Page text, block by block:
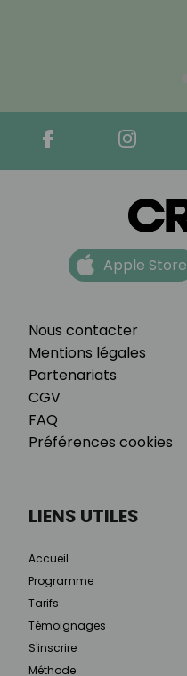
Nous contacter
Mentions légales
Partenariats
CGV
FAQ
Préférences cookies
Apple Store
LIENS UTILES
Accueil
Programme
Tarifs
Témoignages
S'inscrire
Méthode